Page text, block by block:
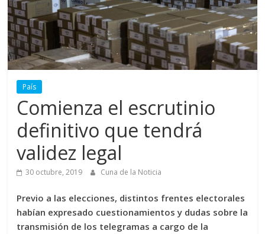
País
Comienza el escrutinio
definitivo que tendrá
validez legal
30 octubre, 2019 Cuna de la Noticia
Previo a las elecciones, distintos frentes electorales
habían expresado cuestionamientos y dudas sobre la
transmisión de los telegramas a cargo de la